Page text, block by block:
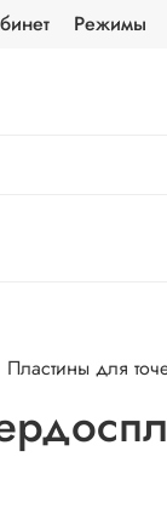
Режимы
Пластины для